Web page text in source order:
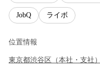
JobQ ライボ
位置情報
東京都渋谷区 （本社・支社 ）